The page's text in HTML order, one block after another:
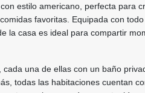
estilo americano, perfecta para
favoritas. Equipada con
la casa es ideal para compartir
una de ellas con un baño
todas las habitaciones cuentan